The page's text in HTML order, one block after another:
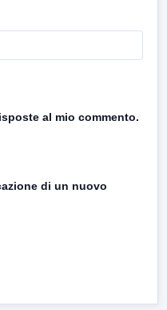
al mio commento.
di un nuovo